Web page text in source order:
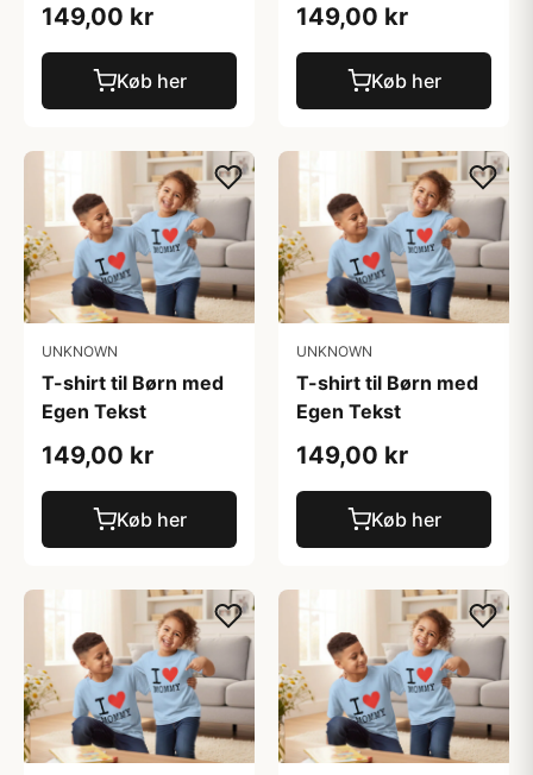
149,00 kr
Køb her
149,00 kr
Køb her
UNKNOWN
T-shirt til Børn med
Egen Tekst
149,00 kr
Køb her
UNKNOWN
T-shirt til Børn med
Egen Tekst
149,00 kr
Køb her